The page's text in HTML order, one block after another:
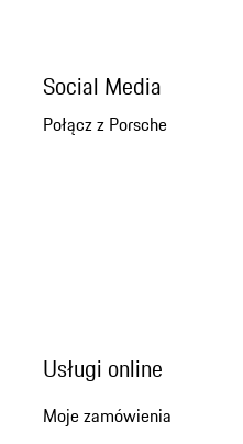
Social Media
Połącz z Porsche
Usługi online
Moje zamówienia